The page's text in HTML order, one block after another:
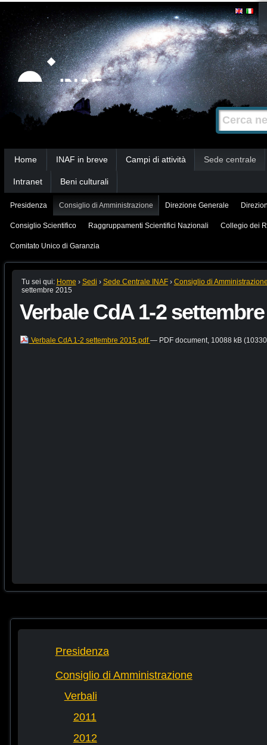
Strumenti
personali
Salta
contenuti.
|
Salta
alla
navigazione
Cerca nel
Ricerca
avanzata…
Home INAF in breve Campi di attività Sede centrale
Intranet Beni culturali
Presidenza Consiglio di Amministrazione Direzione Generale
Consiglio Scientifico Raggruppamenti Scientifici Nazionali Collegio dei
Comitato Unico di Garanzia
Tu sei qui: Home › Sedi › Sede Centrale INAF › Consiglio di
settembre 2015
Verbale CdA 1-2
Verbale CdA 1-2 settembre 2015.pdf— PDF document, 10088 kB
Presidenza
Consiglio di Amministrazione
Verbali
2011
2012